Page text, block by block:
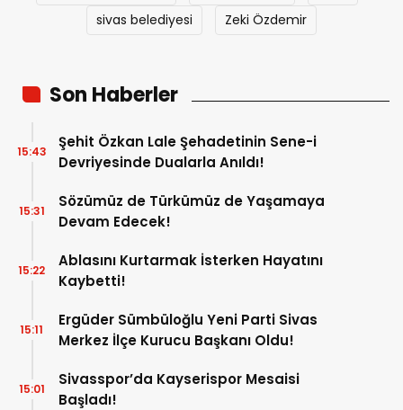
sivas belediyesi
Zeki Özdemir
Son Haberler
Şehit Özkan Lale Şehadetinin Sene-i
Devriyesinde Dualarla Anıldı!
15:43
Sözümüz de Türkümüz de Yaşamaya
Devam Edecek!
15:31
Ablasını Kurtarmak İsterken Hayatını
Kaybetti!
15:22
Ergüder Sümbüloğlu Yeni Parti Sivas
Merkez İlçe Kurucu Başkanı Oldu!
15:11
Sivasspor’da Kayserispor Mesaisi
Başladı!
15:01